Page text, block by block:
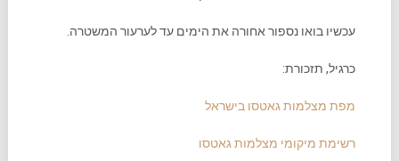
עכשיו בואו נספור אחורה את הימים עד לערעור המשטרה.
כרגיל, תזכורת:
מפת מצלמות גאטסו בישראל
רשימת מיקומי מצלמות גאטסו